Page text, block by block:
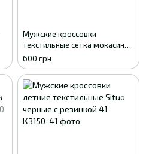
Мужские кроссовки
текстильные сетка мокасины
Gipanis черные с серым 41
600 грн